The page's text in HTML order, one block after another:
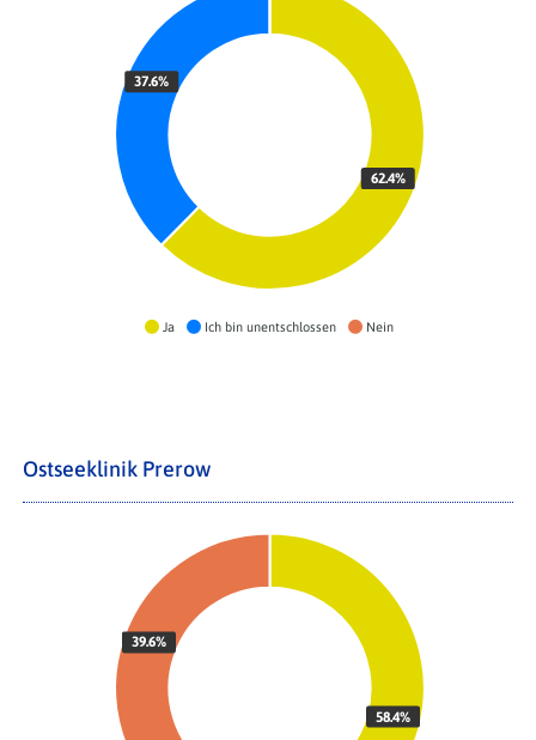
Ja Ich bin unentschlossen Nein
62.4%
37.6%
Ostseeklinik Prerow
58.4%
39.6%